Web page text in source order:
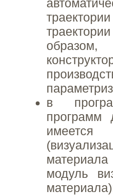
образом,
в
имеется
модуль